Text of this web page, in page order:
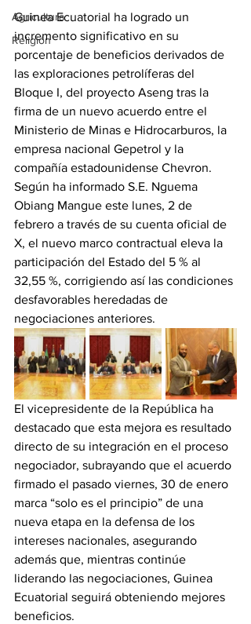
Agricultura
Religión
Guinea Ecuatorial ha logrado un
incremento significativo en su
porcentaje de beneficios derivados de
las exploraciones petrolíferas del
Bloque I, del proyecto Aseng tras la
firma de un nuevo acuerdo entre el
Ministerio de Minas e Hidrocarburos, la
empresa nacional Gepetrol y la
compañía estadounidense Chevron.
Según ha informado S.E. Nguema
Obiang Mangue este lunes, 2 de
febrero a través de su cuenta oficial de
X, el nuevo marco contractual eleva la
participación del Estado del 5 % al
32,55 %, corrigiendo así las condiciones
desfavorables heredadas de
negociaciones anteriores.
El vicepresidente de la República ha
destacado que esta mejora es resultado
directo de su integración en el proceso
negociador, subrayando que el acuerdo
firmado el pasado viernes, 30 de enero
marca “solo es el principio” de una
nueva etapa en la defensa de los
intereses nacionales, asegurando
además que, mientras continúe
liderando las negociaciones, Guinea
Ecuatorial seguirá obteniendo mejores
beneficios.